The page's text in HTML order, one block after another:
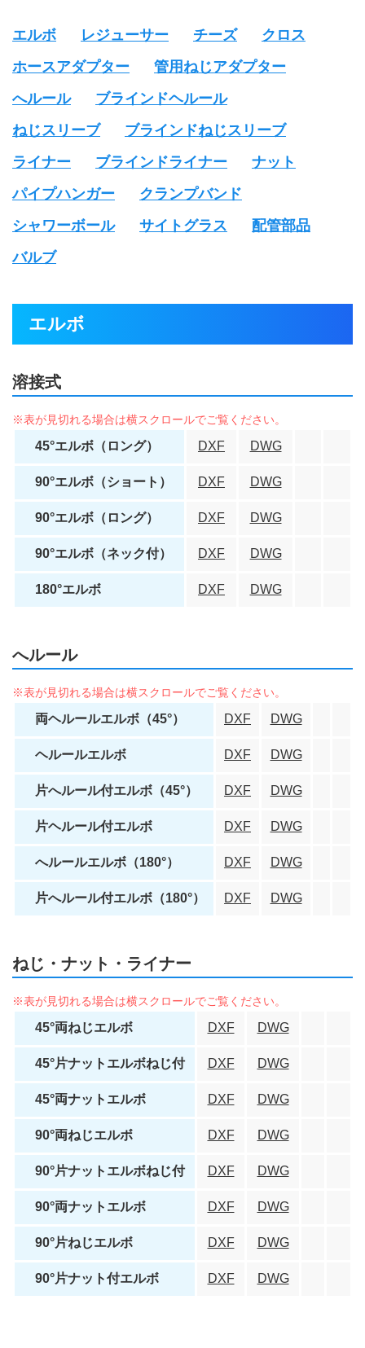
エルボ レジューサー チーズ
クロス
ホースアダプター
管用ねじアダプター
へルール
ブラインドヘルール
ねじスリーブ
ブラインドねじスリーブ
ライナー
ブラインドライナー
ナット
パイプハンガー
クランプバンド
シャワーボール
サイトグラス
配管部品
バルブ
エルボ
溶接式
45°エルボ（ロング） DXF DWG
90°エルボ（ショート） DXF DWG
90°エルボ（ロング） DXF DWG
90°エルボ（ネック付） DXF DWG
180°エルボ DXF DWG
へルール
両ヘルールエルボ（45°） DXF DWG
ヘルールエルボ DXF DWG
片へルール付エルボ（45°） DXF DWG
片ヘルール付エルボ DXF DWG
へルールエルボ（180°） DXF DWG
片へルール付エルボ（180°） DXF DWG
ねじ・ナット・ライナー
45°両ねじエルボ DXF DWG
45°片ナットエルボねじ付 DXF DWG
45°両ナットエルボ DXF DWG
90°両ねじエルボ DXF DWG
90°片ナットエルボねじ付 DXF DWG
90°両ナットエルボ DXF DWG
90°片ねじエルボ DXF DWG
90°片ナット付エルボ DXF DWG